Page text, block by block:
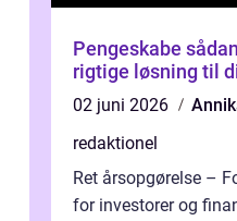
Pengeskabe sådan vælger du den
rigtige løsning til
02 juni 2026
redaktionel
Ret årsopgørelse –
for investorer og